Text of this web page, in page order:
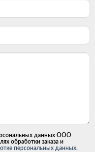
данных ООО
обработки заказа и
персональных данных.